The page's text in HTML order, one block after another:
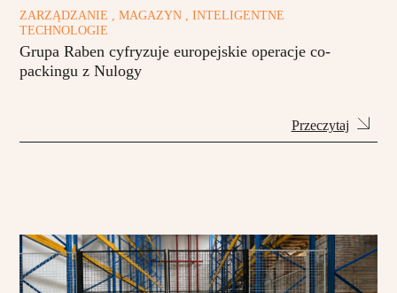
ZARZĄDZANIE , MAGAZYN , INTELIGENTNE
TECHNOLOGIE
Grupa Raben cyfryzuje europejskie operacje co-
packingu z Nulogy
Przeczytaj